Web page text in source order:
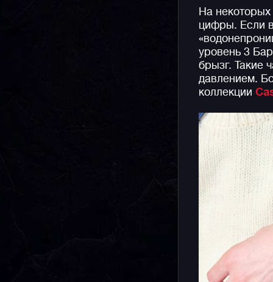
На
цифры. Если
уровень 3
брызг. Такие
давлением.
коллекции